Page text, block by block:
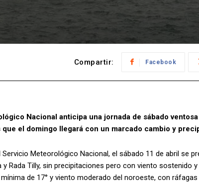
Compartir: Facebook
Nacional anticipa una jornada de sábado
que el domingo llegará con un marcado cambio y
Meteorológico Nacional, el sábado 11 de abril se
y Rada Tilly, sin precipitaciones pero con viento sostenido
de 17° y viento moderado del noroeste, con